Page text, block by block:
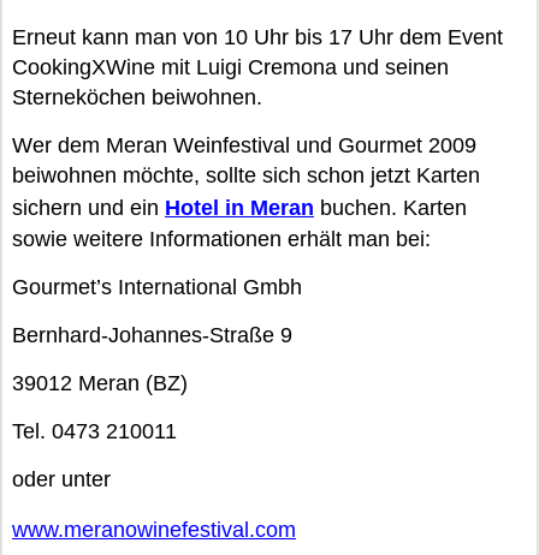
Erneut kann man von 10 Uhr bis 17 Uhr dem Event
CookingXWine mit Luigi Cremona und seinen
Sterneköchen beiwohnen.
Wer dem Meran Weinfestival und Gourmet 2009
beiwohnen möchte, sollte sich schon jetzt Karten
sichern und ein Hotel in Meran buchen. Karten
sowie weitere Informationen erhält man bei:
Gourmet’s International Gmbh
Bernhard-Johannes-Straße 9
39012 Meran (BZ)
Tel. 0473 210011
oder unter
www.meranowinefestival.com